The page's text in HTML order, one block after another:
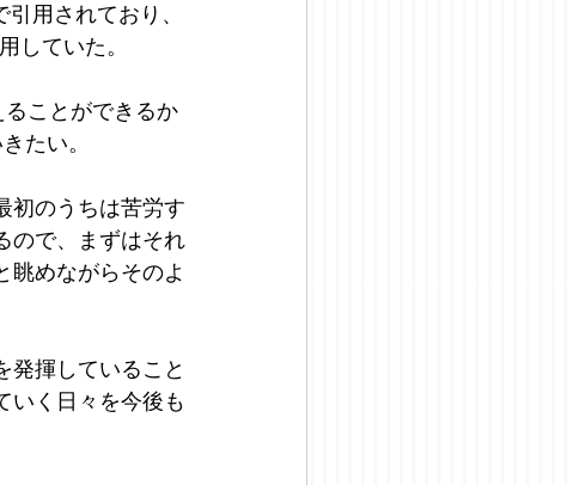
用されており、
していた。
ことができるか
たい。
初のうちは苦労す
ので、まずはそれ
眺めながらそのよ
発揮していること
いく日々を今後も